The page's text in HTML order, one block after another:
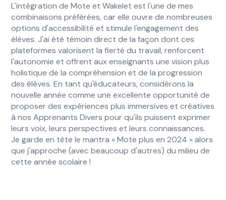
L'intégration de Mote et Wakelet est l'une de mes
combinaisons préférées, car elle ouvre de nombreuses
options d'accessibilité et stimule l'engagement des
élèves. J'ai été témoin direct de la façon dont ces
plateformes valorisent la fierté du travail, renforcent
l'autonomie et offrent aux enseignants une vision plus
holistique de la compréhension et de la progression
des élèves. En tant qu'éducateurs, considérons la
nouvelle année comme une excellente opportunité de
proposer des expériences plus immersives et créatives
à nos Apprenants Divers pour qu'ils puissent exprimer
leurs voix, leurs perspectives et leurs connaissances.
Je garde en tête le mantra « Mote plus en 2024 » alors
que j'approche (avec beaucoup d'autres) du milieu de
cette année scolaire !